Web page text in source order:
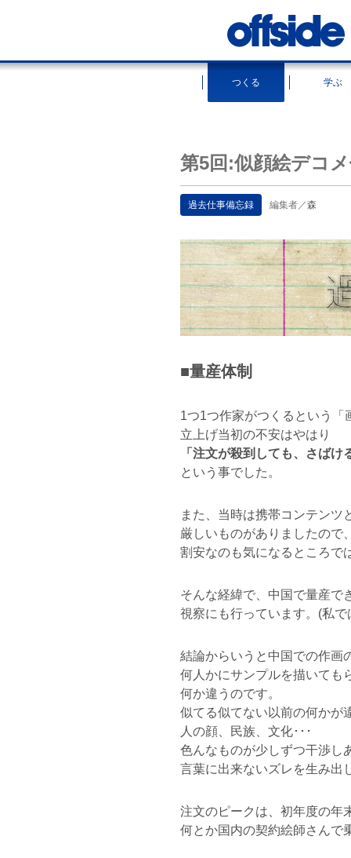
つくる 学ぶ
第5回:似顔絵デコ
過去仕事備忘録 編集者／森
■量産体制
1つ1つ作家がつくるという「
立上げ当初の不安はやはり
「注文が殺到しても、さばけ
という事でした。
また、当時は携帯コンテンツ
厳しいものがありましたので
割安なのも気になるところで
そんな経緯で、中国で量産で
視察にも行っています。(私
結論からいうと中国での作画
何人かにサンプルを描いても
何か違うのです。
似てる似てない以前の何かが
人の顔、民族、文化･･･
色んなものが少しずつ干渉し
言葉に出来ないズレを生み出
注文のピークは、初年度の年
何とか国内の契約絵師さんで